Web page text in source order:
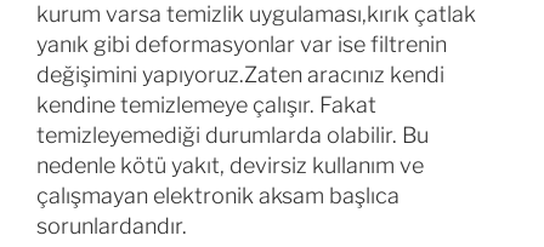
kurum varsa temizlik uygulaması,kırık çatlak
yanık gibi deformasyonlar var ise filtrenin
değişimini yapıyoruz.Zaten aracınız kendi
kendine temizlemeye çalışır. Fakat
temizleyemediği durumlarda olabilir. Bu
nedenle kötü yakıt, devirsiz kullanım ve
çalışmayan elektronik aksam başlıca
sorunlardandır.